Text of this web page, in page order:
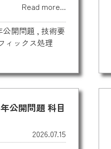
Read more...
公開問題 ,技術要
ィックス処理
公開問題 科目
2026.07.15